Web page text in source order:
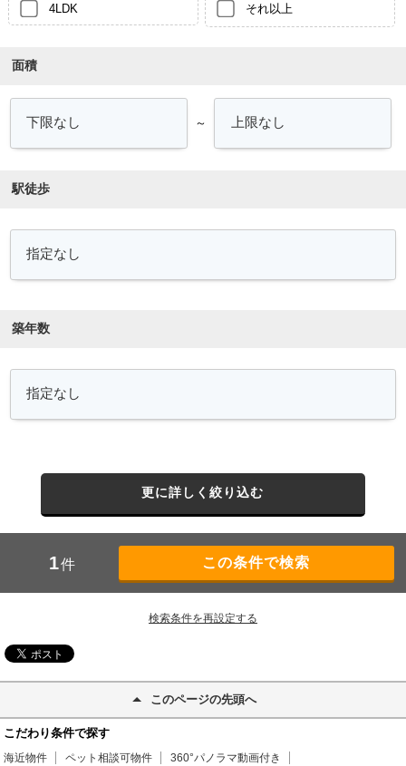
4LDK それ以上
面積
～
駅徒歩
築年数
更に詳しく絞り込む
1件
検索条件を再設定する
このページの先頭へ
こだわり条件で探す
海近物件 ペット相談可物件
360°パノラマ動画付き